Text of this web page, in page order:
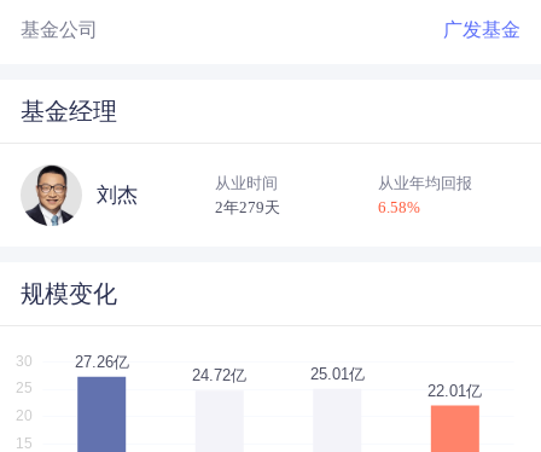
基金公司 广发基金
基金经理
刘杰
从业时间
2年279天
从业年均回报
6.58%
规模变化